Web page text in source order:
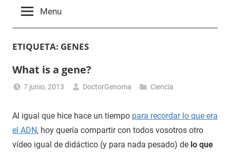
de
Laboratorio
Tutoriales,
Ocio
un
Laboratorio
Molecular
Menu
ETIQUETA: GENES
What is a gene?
7 junio, 2013 DoctorGenoma Ciencia
Al igual que hice hace un tiempo para recordar lo que era
el ADN, hoy quería compartir con todos vosotros otro
vídeo igual de didáctico (y para nada pesado) de lo que